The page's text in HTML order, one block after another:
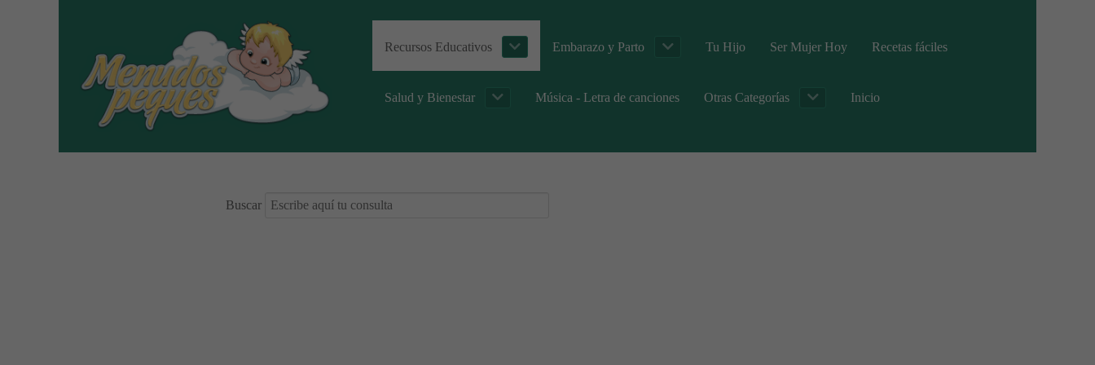
Recursos Educativos Embarazo y Parto Tu Hijo Ser Mujer Hoy Recetas fáciles
Salud y Bienestar Música - Letra de canciones Otras Categorías Inicio
Buscar